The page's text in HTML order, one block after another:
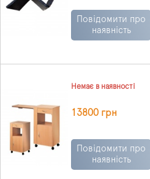
Повідомити про
наявність
Немає в наявності
13800 грн
Повідомити про
наявність